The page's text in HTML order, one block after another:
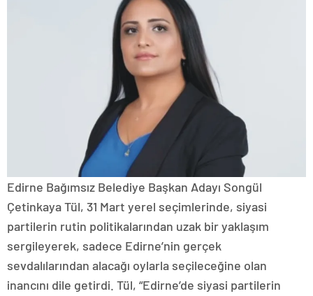
Edirne Bağımsız Belediye Başkan Adayı Songül
Çetinkaya Tül, 31 Mart yerel seçimlerinde, siyasi
partilerin rutin politikalarından uzak bir yaklaşım
sergileyerek, sadece Edirne’nin gerçek
sevdalılarından alacağı oylarla seçileceğine olan
inancını dile getirdi. Tül, “Edirne’de siyasi partilerin